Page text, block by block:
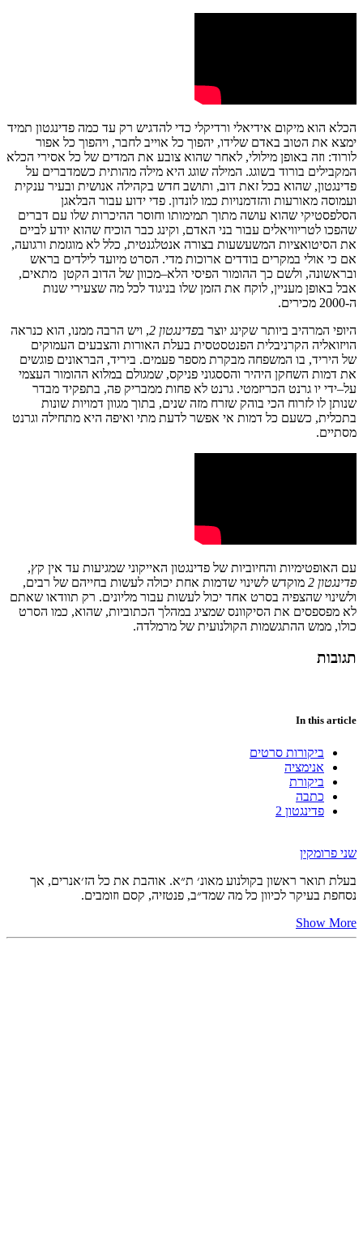
הכלא הוא מיקום אידיאלי ורדיקלי כדי להדגיש רק עד כמה פדינגטון תמיד
ימצא את הטוב באדם שלידו, יהפוך כל אוייב לחבר, ויהפוך כל אפור
לורוד: וזה באופן מילולי, לאחר שהוא צובע את המדים של כל אסירי הכלא
המקבילים בורוד בשוגג. המילה שוגג היא מילה מהותית כשמדברים על
פדינגטון, שהוא בכל זאת דוב, ותושב חדש בקהילה אנושית ובעיר ענקית
ועמוסה מאורעות והזדמנויות כמו לונדון. פדי ידוע עבור הבלאגן
הסלפסטיקי שהוא עושה מתוך תמימותו וחוסר ההיכרות שלו עם דברים
שהפכו לטריוויאלים עבור בני האדם, וקינג כבר הוכיח שהוא יודע לביים
את הסיטואציות המשעשעות בצורה אנטלגנטית, כלל לא מוגזמת ורגועה,
אם כי אולי במקרים בודדים ארוכות מדי. הסרט מיועד לילדים בראש
ובראשונה, ולשם כך ההומור הפיסי הלא–מכוון של הדוב הקטן מתאים,
אבל באופן מעניין, לוקח את הזמן שלו בניגוד לכל מה שצעירי שנות
ה-2000 מכירים.
היופי המרהיב ביותר שקינג יוצר בפדינגטון , ויש הרבה ממנו, הוא כנראה
הויזואליה הקרניבלית הפנטסטסית בעלת האורות והצבעים העמוקים
של היריד, בו המשפחה מבקרת מספר פעמים. ביריד, הבראונים פוגשים
את דמות השחקן היהיר והססגוני פניקס, שמגולם במלוא ההומור העצמי
על–ידי יו גרנט הכריזמטי. גרנט לא פחות ממבריק פה, בתפקיד מבדר
שנותן לו לזרוח הכי בוהק שזרח מזה שנים, בתוך מגוון דמויות שונות
בתכלית, כשעם כל דמות אי אפשר לדעת מתי ואיפה היא מתחילה וגרנט
מסתיים.
עם האופטימיות והחיוביות של פדינגטון האייקוני שמגיעות עד אין קץ,
פדינגטון
מוקדש לשינוי שדמות אחת יכולה לעשות בחייהם של רבים,
ולשינוי שהצפיה בסרט אחד יכול לעשות עבור מליונים. רק תוודאו שאתם
לא מפספסים את הסיקוונס שמציג במהלך הכתוביות, שהוא, כמו הסרט
כולו, ממש ההתגשמות הקולנועית של מרמלדה.
תגובות
In this article
ביקורות סרטים
אנימציה
ביקורת
כתבה
פדינגטון 2
שני פרומקין
בעלת תואר ראשון בקולנוע מאונ׳ ת״א. אוהבת את כל הז׳אנרים, אך
נסחפת בעיקר לכיוון כל מה שמד״ב, פנטזיה, קסם וזומבים.
Show More